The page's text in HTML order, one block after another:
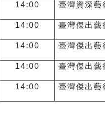
14:00 臺灣資深藝
14:00 臺灣傑出藝
14:00 臺灣傑出藝
14:00 臺灣傑出藝
14:00 臺灣傑出藝